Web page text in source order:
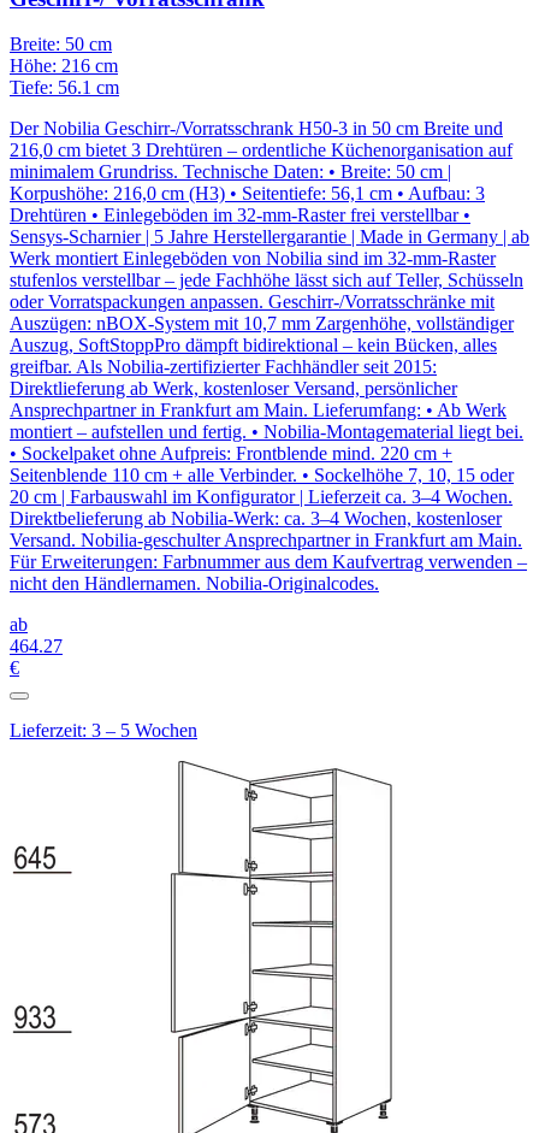
Breite: 50 cm
Höhe: 216 cm
Tiefe: 56.1 cm
Der Nobilia Geschirr-/Vorratsschrank H50-3 in 50 cm Breite und
216,0 cm bietet 3 Drehtüren – ordentliche Küchenorganisation auf
minimalem Grundriss. Technische Daten: • Breite: 50 cm |
Korpushöhe: 216,0 cm (H3) • Seitentiefe: 56,1 cm • Aufbau: 3
Drehtüren • Einlegeböden im 32-mm-Raster frei verstellbar •
Sensys-Scharnier | 5 Jahre Herstellergarantie | Made in Germany | ab
Werk montiert Einlegeböden von Nobilia sind im 32-mm-Raster
stufenlos verstellbar – jede Fachhöhe lässt sich auf Teller, Schüsseln
oder Vorratspackungen anpassen. Geschirr-/Vorratsschränke mit
Auszügen: nBOX-System mit 10,7 mm Zargenhöhe, vollständiger
Auszug, SoftStoppPro dämpft bidirektional – kein Bücken, alles
greifbar. Als Nobilia-zertifizierter Fachhändler seit 2015:
Direktlieferung ab Werk, kostenloser Versand, persönlicher
Ansprechpartner in Frankfurt am Main. Lieferumfang: • Ab Werk
montiert – aufstellen und fertig. • Nobilia-Montagematerial liegt bei.
• Sockelpaket ohne Aufpreis: Frontblende mind. 220 cm +
Seitenblende 110 cm + alle Verbinder. • Sockelhöhe 7, 10, 15 oder
20 cm | Farbauswahl im Konfigurator | Lieferzeit ca. 3–4 Wochen.
Direktbelieferung ab Nobilia-Werk: ca. 3–4 Wochen, kostenloser
Versand. Nobilia-geschulter Ansprechpartner in Frankfurt am Main.
Für Erweiterungen: Farbnummer aus dem Kaufvertrag verwenden –
nicht den Händlernamen. Nobilia-Originalcodes.
ab
464.27
€
Lieferzeit: 3 – 5 Wochen